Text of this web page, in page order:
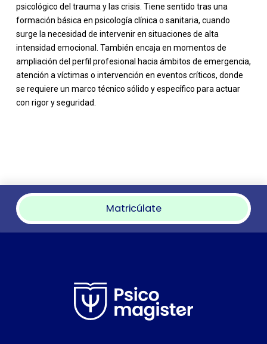
psicológico del trauma y las crisis. Tiene sentido tras una
formación básica en psicología clínica o sanitaria, cuando
surge la necesidad de intervenir en situaciones de alta
intensidad emocional. También encaja en momentos de
ampliación del perfil profesional hacia ámbitos de emergencia,
atención a víctimas o intervención en eventos críticos, donde
se requiere un marco técnico sólido y específico para actuar
con rigor y seguridad.
Matricúlate